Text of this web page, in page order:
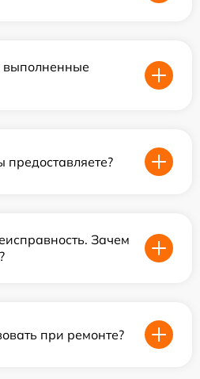
выполненные
Зачем
при ремонте?